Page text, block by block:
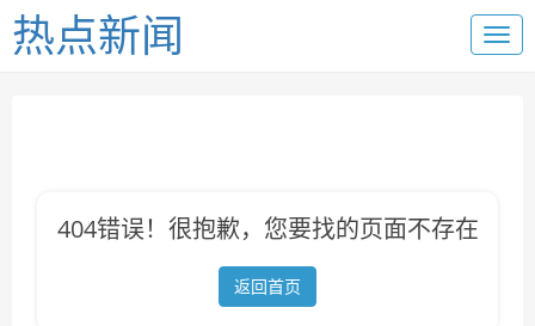
热点新闻
404错误！很抱歉，您要找的页面不存在
返回首页